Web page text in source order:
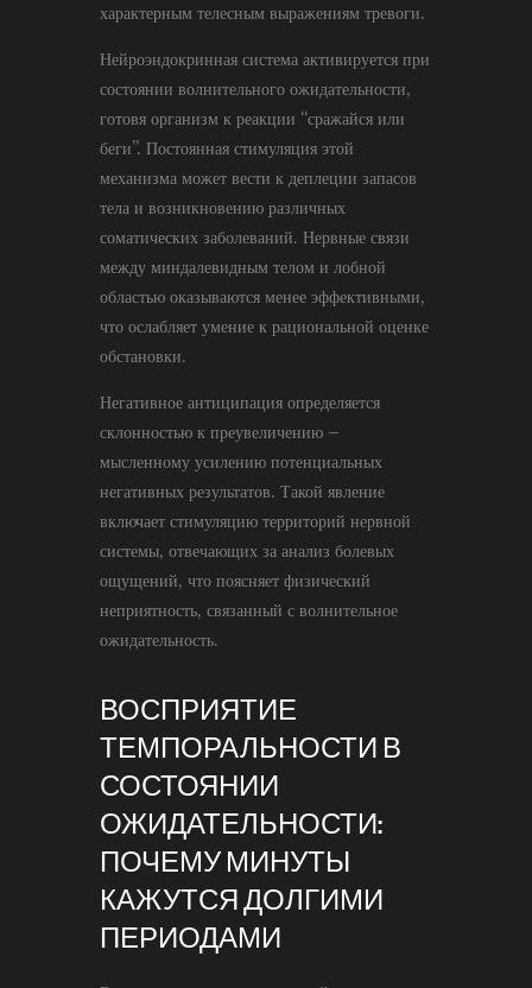
характерным телесным выражениям тревоги.
Нейроэндокринная система активируется при
состоянии волнительного ожидательности,
готовя организм к реакции “сражайся или
беги”. Постоянная стимуляция этой
механизма может вести к деплеции запасов
тела и возникновению различных
соматических заболеваний. Нервные связи
между миндалевидным телом и лобной
областью оказываются менее эффективными,
что ослабляет умение к рациональной оценке
обстановки.
Негативное антиципация определяется
склонностью к преувеличению –
мысленному усилению потенциальных
негативных результатов. Такой явление
включает стимуляцию территорий нервной
системы, отвечающих за анализ болевых
ощущений, что поясняет физический
неприятность, связанный с волнительное
ожидательность.
ВОСПРИЯТИЕ
ТЕМПОРАЛЬНОСТИ В
СОСТОЯНИИ
ОЖИДАТЕЛЬНОСТИ:
ПОЧЕМУ МИНУТЫ
КАЖУТСЯ ДОЛГИМИ
ПЕРИОДАМИ